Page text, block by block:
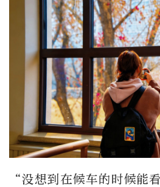
“没想到在候车的时候能